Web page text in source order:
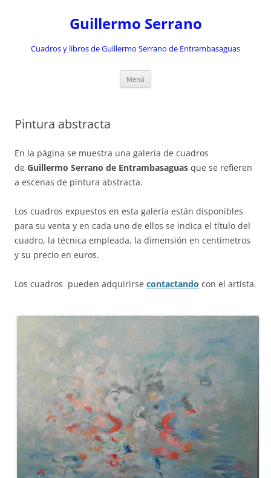
Guillermo Serrano
Cuadros y libros de Guillermo Serrano de Entrambasaguas
Menú
Pintura abstracta
En la página se muestra una galería de cuadros
de Guillermo Serrano de Entrambasaguas que se refieren
a escenas de pintura abstracta.
Los cuadros expuestos en esta galería están disponibles
para su venta y en cada uno de ellos se indica el título del
cuadro, la técnica empleada, la dimensión en centímetros
y su precio en euros.
Los cuadros pueden adquirirse contactando con el artista.